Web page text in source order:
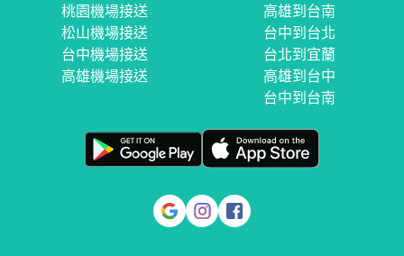
桃園機場接送
松山機場接送
台中機場接送
高雄機場接送
高雄到台南
台中到台北
台北到宜蘭
高雄到台中
台中到台南